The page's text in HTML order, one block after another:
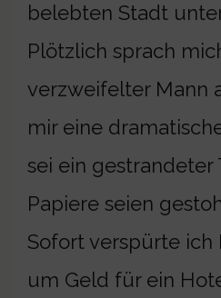
belebten Stadt
Plötzlich sprach
verzweifelter Mann
mir eine
sei ein gestrandeter
Papiere seien
Sofort verspürte ich
um Geld für ein